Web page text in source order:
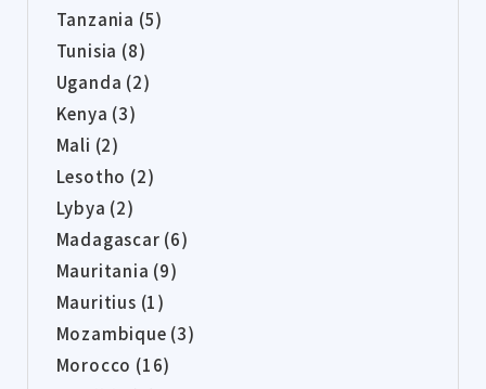
Tanzania (5)
Tunisia (8)
Uganda (2)
Kenya (3)
Mali (2)
Lesotho (2)
Lybya (2)
Madagascar (6)
Mauritania (9)
Mauritius (1)
Mozambique (3)
Morocco (16)